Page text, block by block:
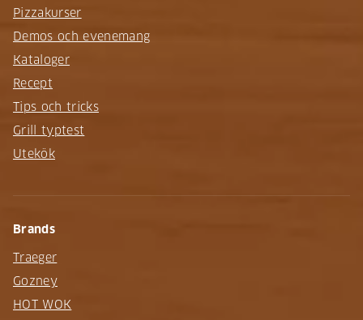
Pizzakurser
Demos och evenemang
Kataloger
Recept
Tips och tricks
Grill typtest
Utekök
Brands
Traeger
Gozney
HOT WOK